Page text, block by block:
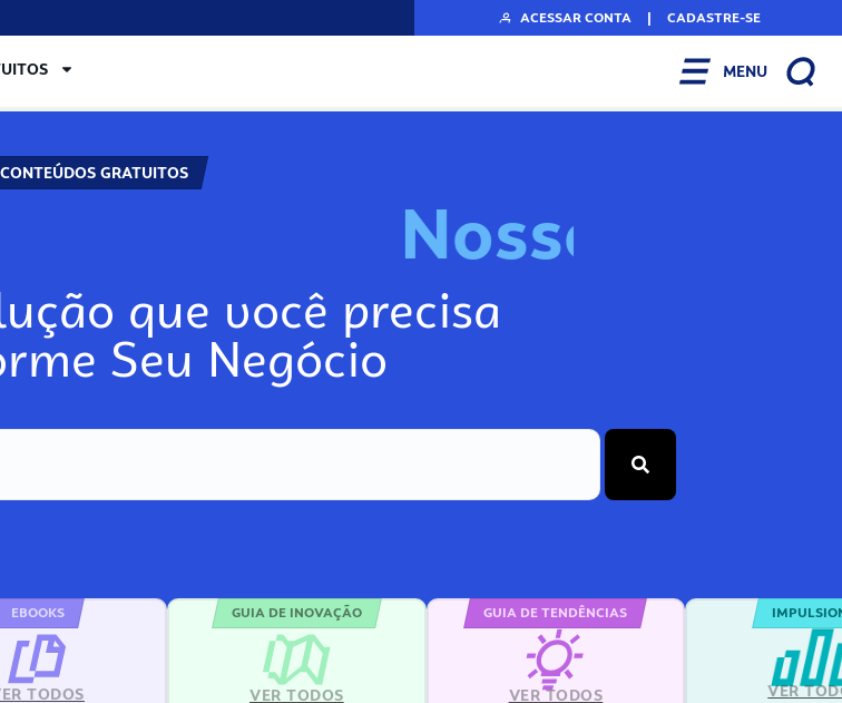
ACESSAR CONTA | CADASTRE-SE
MENU
CONTEÚDOS GRATUITOS
Nosso
que você precisa
Seu Negócio
EBOOKS
TODOS
GUIA DE INOVAÇÃO
VER TODOS
GUIA DE TENDÊNCIAS
VER TODOS VER